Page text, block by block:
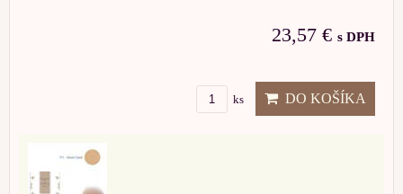
23,57 € s DPH
ks DO KOŠÍKA